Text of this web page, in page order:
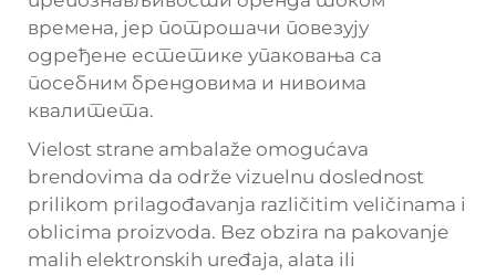
времена, јер потрошачи повезују
одређене естетике упаковања са
посебним брендовима и нивоима
квалитета.
Vielost strane ambalaže omogućava
brendovima da održe vizuelnu doslednost
prilikom prilagođavanja različitim veličinama i
oblicima proizvoda. Bez obzira na pakovanje
malih elektronskih uređaja, alata ili